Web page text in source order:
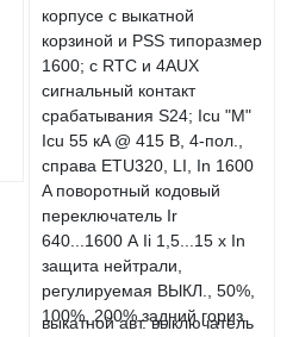
выкатной авт. выключатель